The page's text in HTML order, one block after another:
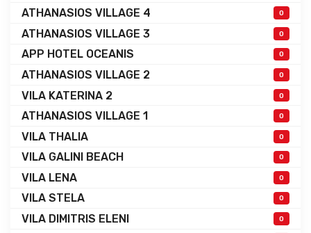
ATHANASIOS VILLAGE 4 0
ATHANASIOS VILLAGE 3 0
APP HOTEL OCEANIS 0
ATHANASIOS VILLAGE 2 0
VILA KATERINA 2 0
ATHANASIOS VILLAGE 1 0
VILA THALIA 0
VILA GALINI BEACH 0
VILA LENA 0
VILA STELA 0
VILA DIMITRIS ELENI 0